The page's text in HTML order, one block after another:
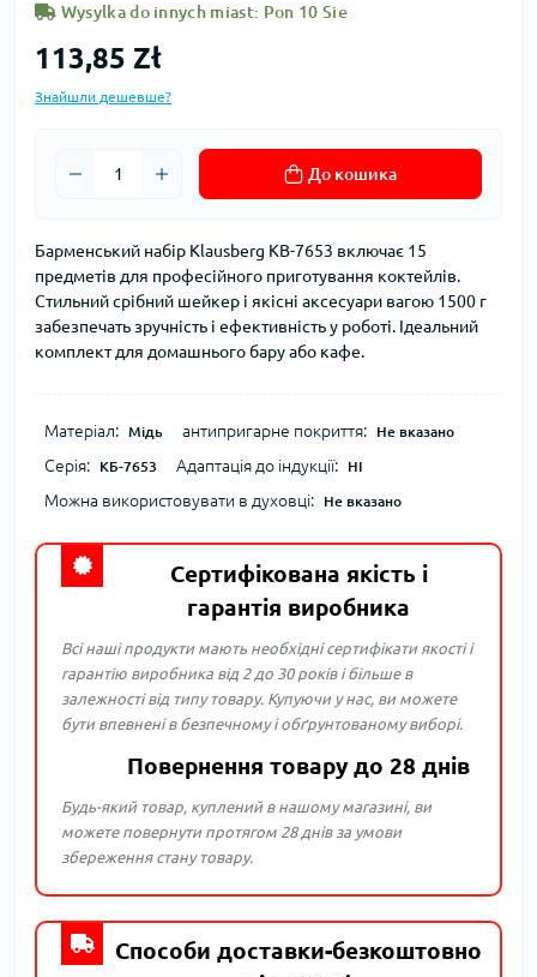
Wysylka do innych miast: Pon 10 Sie
113,85 Zł
Знайшли дешевше?
До кошика
Барменський набір Klausberg KB-7653 включає 15
предметів для професійного приготування коктейлів.
Стильний срібний шейкер і якісні аксесуари вагою 1500 г
забезпечать зручність і ефективність у роботі. Ідеальний
комплект для домашнього бару або кафе.
Матеріал: Мідь антипригарне покриття: Не вказано
Серія: КБ-7653 Адаптація до індукції: НІ
Можна використовувати в духовці: Не вказано
Сертифікована якість і
гарантія виробника
Всі наші продукти мають необхідні сертифікати якості і
гарантію виробника від 2 до 30 років і більше в
залежності від типу товару. Купуючи у нас, ви можете
бути впевнені в безпечному і обґрунтованому виборі.
Повернення товару до 28 днів
Будь-який товар, куплений в нашому магазині, ви
можете повернути протягом 28 днів за умови
збереження стану товару.
Способи доставки-безкоштовно